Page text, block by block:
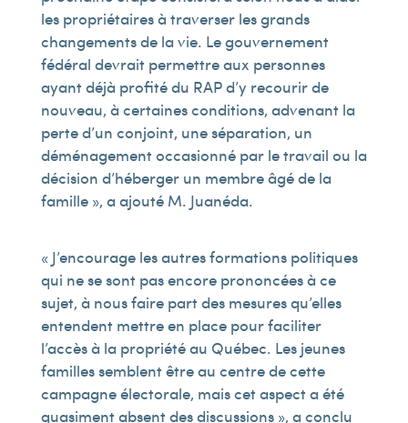
les propriétaires à traverser les grands
changements de la vie. Le gouvernement
fédéral devrait permettre aux personnes
ayant déjà profité du RAP d’y recourir de
nouveau, à certaines conditions, advenant la
perte d’un conjoint, une séparation, un
déménagement occasionné par le travail ou la
décision d’héberger un membre âgé de la
famille », a ajouté M. Juanéda.
« J’encourage les autres formations politiques
qui ne se sont pas encore prononcées à ce
sujet, à nous faire part des mesures qu’elles
entendent mettre en place pour faciliter
l’accès à la propriété au Québec. Les jeunes
familles semblent être au centre de cette
campagne électorale, mais cet aspect a été
quasiment absent des discussions », a conclu